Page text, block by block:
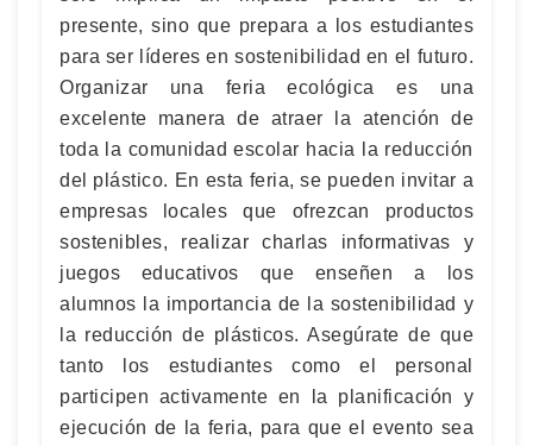
presente, sino que prepara a los estudiantes
para ser líderes en sostenibilidad en el futuro.
Organizar una feria ecológica es una
excelente manera de atraer la atención de
toda la comunidad escolar hacia la reducción
del plástico. En esta feria, se pueden invitar a
empresas locales que ofrezcan productos
sostenibles, realizar charlas informativas y
juegos educativos que enseñen a los
alumnos la importancia de la sostenibilidad y
la reducción de plásticos. Asegúrate de que
tanto los estudiantes como el personal
participen activamente en la planificación y
ejecución de la feria, para que el evento sea